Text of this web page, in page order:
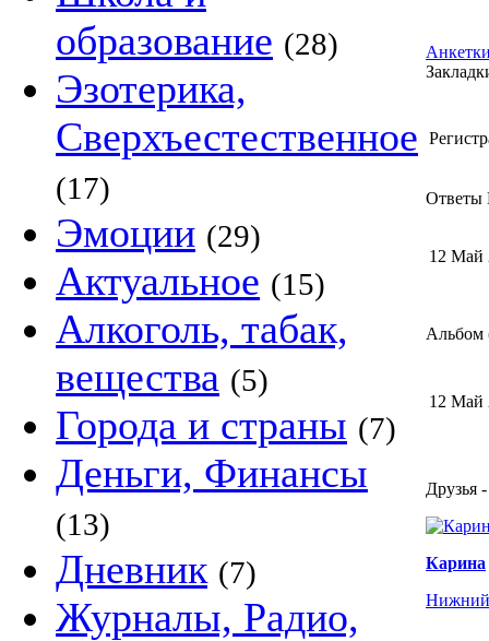
образование (28)
Эзотерика,
Сверхъестественное
(17)
Эмоции (29)
Актуальное (15)
Алкоголь, табак,
вещества (5)
Города и страны (7)
Деньги, Финансы
(13)
Дневник (7)
Журналы, Радио,
Ответы
12 Май
Альбом
12 Май
Друзья
Карина
Нижний